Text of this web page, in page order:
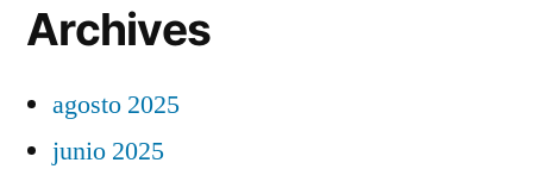
Archives
agosto 2025
junio 2025